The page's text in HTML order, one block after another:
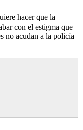
hacer que la
con el estigma que
no acudan a la policía